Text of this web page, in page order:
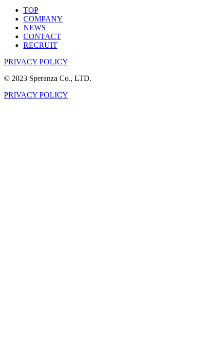
TOP
COMPANY
NEWS
CONTACT
RECRUIT
PRIVACY POLICY
© 2023 Speranza Co., LTD.
PRIVACY POLICY